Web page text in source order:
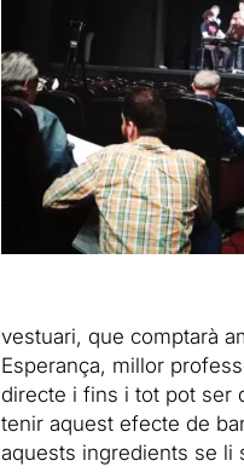
vestuari, que comptarà
Esperança, millor
directe i fins i tot pot ser
tenir aquest efecte de
aquests ingredients se li